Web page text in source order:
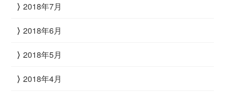
2018年7月
2018年6月
2018年5月
2018年4月